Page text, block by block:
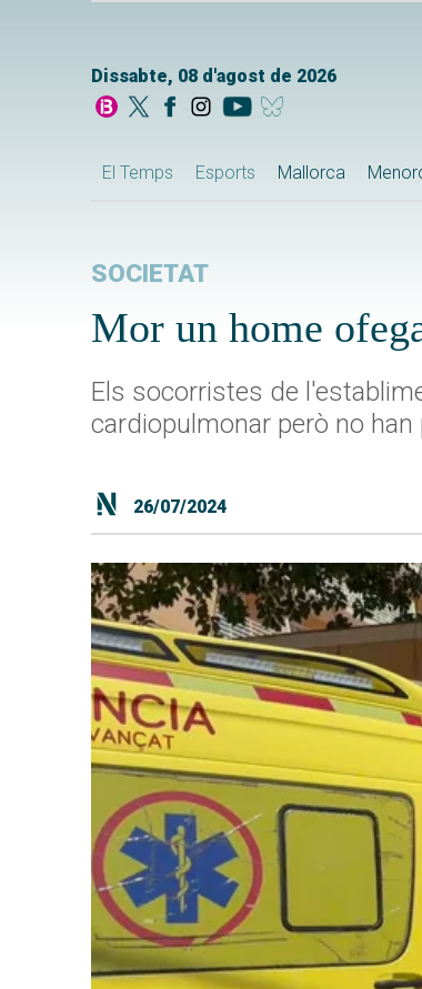
Dissabte, 08 d'agost de 2026
El Temps Esports Mallorca
SOCIETAT
Mor un home
Els socorristes de
cardiopulmonar però no
26/07/2024